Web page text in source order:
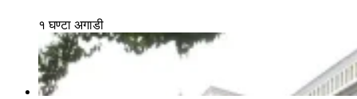
१ घण्टा अगाडी